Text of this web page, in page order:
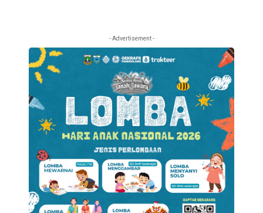
- Advertisement -